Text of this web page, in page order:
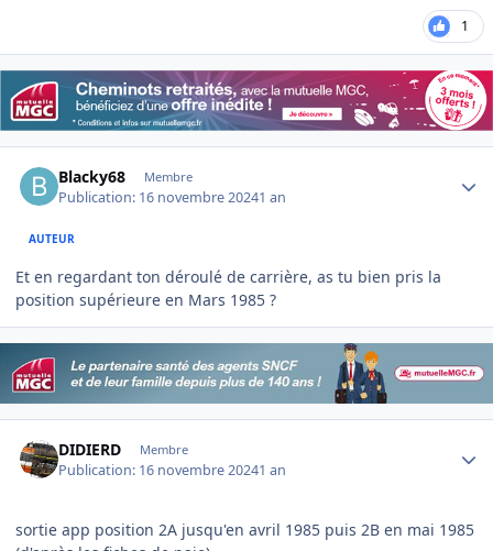
1
Blacky68 Membre
Publication: 16 novembre 20241 an
AUTEUR
Et en regardant ton déroulé de carrière, as tu bien pris la
position supérieure en Mars 1985 ?
DIDIERD Membre
Publication: 16 novembre 20241 an
sortie app position 2A jusqu'en avril 1985 puis 2B en mai 1985